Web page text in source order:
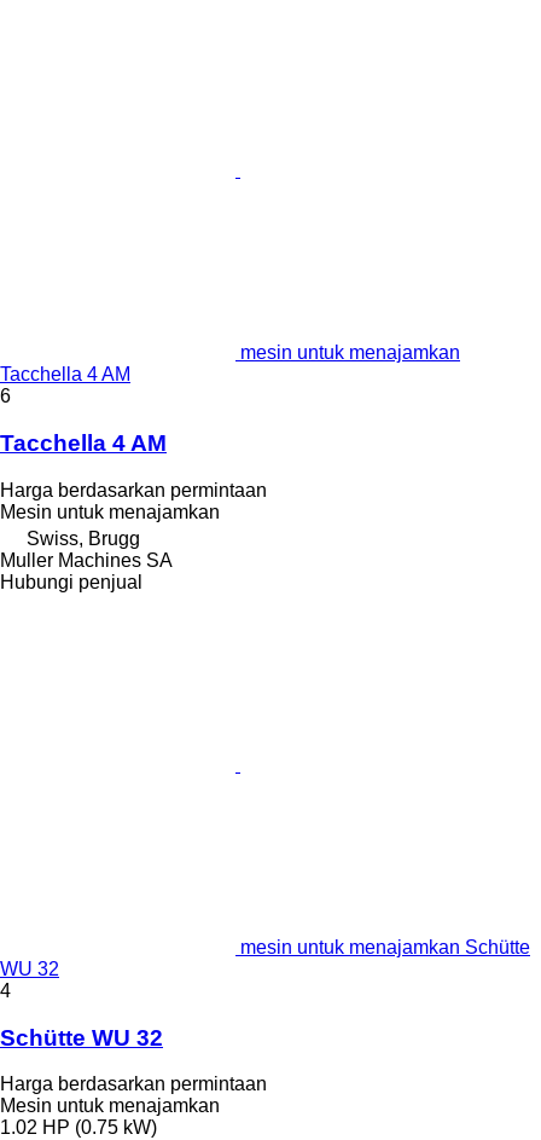
mesin untuk menajamkan
Tacchella 4 AM
6
Tacchella 4 AM
Harga berdasarkan permintaan
Mesin untuk menajamkan
Swiss, Brugg
Muller Machines SA
Hubungi penjual
mesin untuk menajamkan Schütte
WU 32
4
Schütte WU 32
Harga berdasarkan permintaan
Mesin untuk menajamkan
1.02 HP (0.75 kW)